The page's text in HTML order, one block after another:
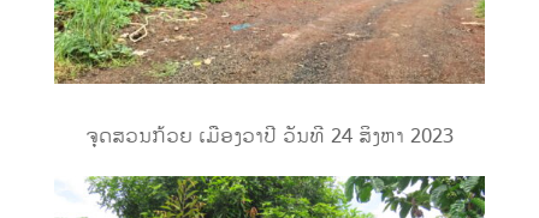
ຈຸດສວນກ້ວຍ ເມືອງວາປີ ວັນທີ 24 ສິງຫາ 2023